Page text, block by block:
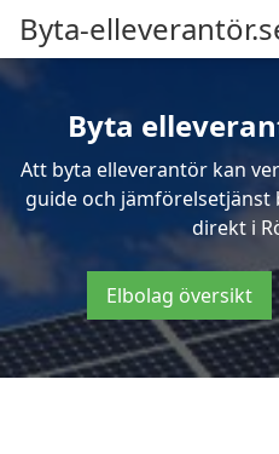
Byta-
Byta
Att byta elleverantör kan
guide och
direkt i
Elbolag översikt